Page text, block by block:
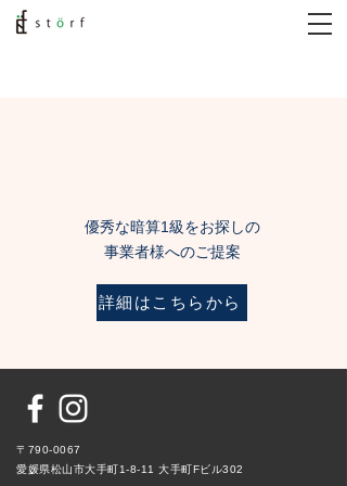
優秀な暗算1級をお探しの
事業者様へのご提案
詳細はこちらから
〒790-0067
愛媛県松山市大手町1-8-11 大手町Fビル302